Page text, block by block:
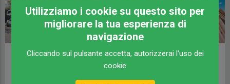
La nazione più
essere anche la
Cuore di Novara, Idea
Utilizziamo i cookie su questo sito per
migliorare la tua esperienza di
navigazione
Cliccando sul pulsante accetta, autorizzerai l'uso dei
cookie